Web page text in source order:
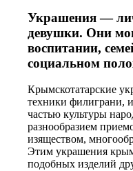
Украшения —
девушки. Они
воспитании,
социальном
Крымскотатарские
техники филиграни,
частью культуры
разнообразием
изяществом,
Этим украшения
подобных изделий